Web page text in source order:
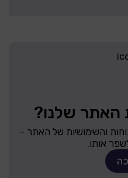
האתר שלנו?
והשימושיות של האתר -
אותו.